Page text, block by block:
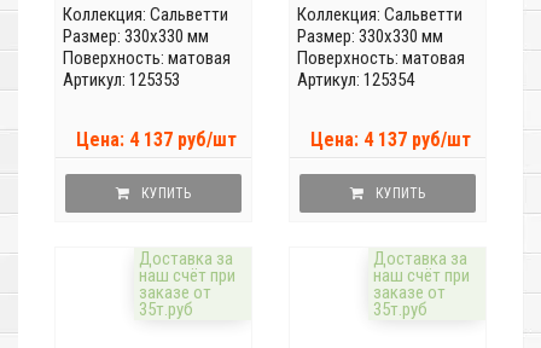
Коллекция: Сальветти
Размер: 330x330 мм
Поверхность: матовая
Артикул: 125353
Цена: 4 137 руб/шт
КУПИТЬ
Коллекция: Сальветти
Размер: 330x330 мм
Поверхность: матовая
Артикул: 125354
Цена: 4 137 руб/шт
КУПИТЬ
Доставка за
наш счёт при
заказе от
35т.руб
Доставка за
наш счёт при
заказе от
35т.руб